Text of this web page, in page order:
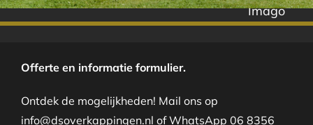
Imago
Offerte en informatie formulier.
Ontdek de mogelijkheden! Mail ons op
info@dsoverkappingen.nl of WhatsApp 06 8356